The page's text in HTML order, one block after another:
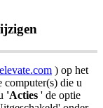
.com ) op het
computer(s) die u
'Acties ' de optie